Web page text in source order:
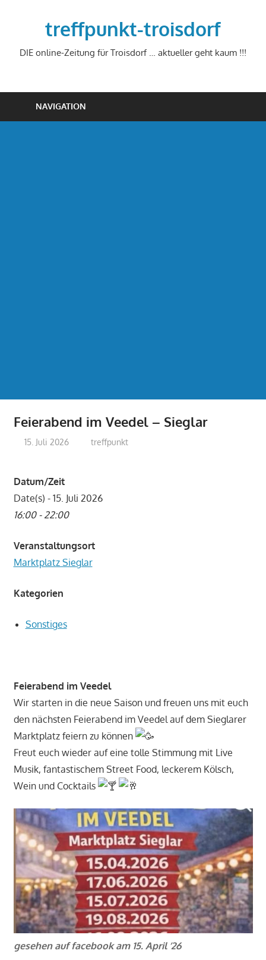
treffpunkt-troisdorf
DIE online-Zeitung für Troisdorf … aktueller geht kaum !!!
NAVIGATION
Feierabend im Veedel – Sieglar
15. Juli 2026 treffpunkt
Datum/Zeit
Date(s) - 15. Juli 2026
16:00 - 22:00
Veranstaltungsort
Marktplatz Sieglar
Kategorien
Sonstiges
Feierabend im Veedel
Wir starten in die neue Saison und freuen uns mit euch
den nächsten Feierabend im Veedel auf dem Sieglarer
Marktplatz feiern zu können
Freut euch wieder auf eine tolle Stimmung mit Live
Musik, fantastischem Street Food, leckerem Kölsch,
Wein und Cocktails
gesehen auf facebook am 15. April ’26